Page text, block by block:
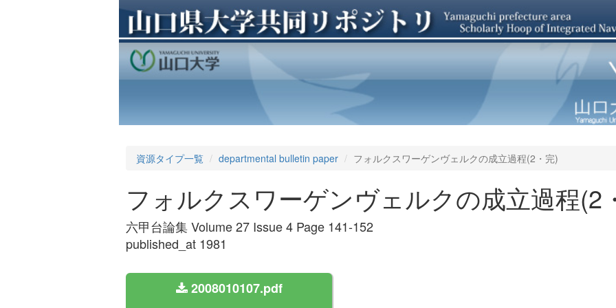
資源タイプ一覧 departmental bulletin paper フォルクスワーゲンヴェルクの成立過程(2・完)
フォルクスワーゲンヴェルクの成立過程(2
六甲台論集 Volume 27 Issue 4 Page 141-152
published_at 1981
2008010107.pdf